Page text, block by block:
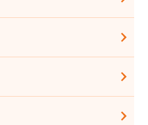
事業所配送センター
事業所プロパンガス課